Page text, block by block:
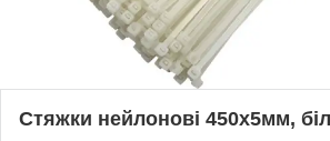
Стяжки нейлонові 450х5мм,